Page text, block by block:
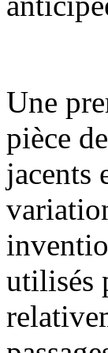
Une
pièce
jacents
utilisés